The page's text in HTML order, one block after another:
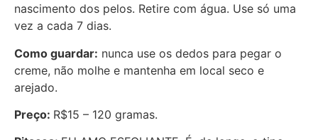
nascimento dos pelos. Retire com água. Use só uma
vez a cada 7 dias.
Como guardar: nunca use os dedos para pegar o
creme, não molhe e mantenha em local seco e
arejado.
Preço: R$15 – 120 gramas.